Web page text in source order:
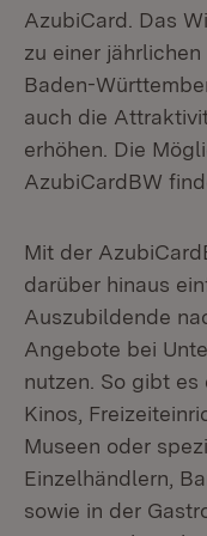
AzubiCard. Das
zu einer
Baden-
auch die
erhöhen. Die
AzubiCardBW
Mit der
darüber hinaus
Auszubildende
Angebote bei
nutzen. So gibt
Kinos,
Museen oder
Einzelhändlern,
sowie in der